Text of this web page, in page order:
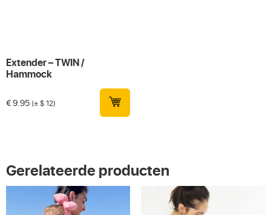
Extender – TWIN /
Hammock
€9.95 (± $ 12)
Gerelateerde producten